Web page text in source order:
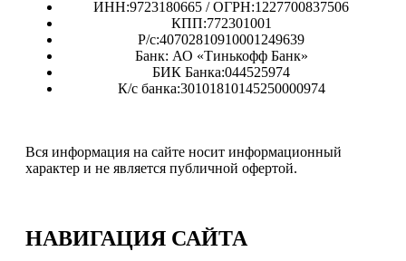
ИНН:9723180665 / ОГРН:1227700837506
КПП:772301001
Р/с:40702810910001249639
Банк: АО «Тинькофф Банк»
БИК Банка:044525974
К/с банка:30101810145250000974
Вся информация на сайте носит информационный
характер и не является публичной офертой.
НАВИГАЦИЯ САЙТА